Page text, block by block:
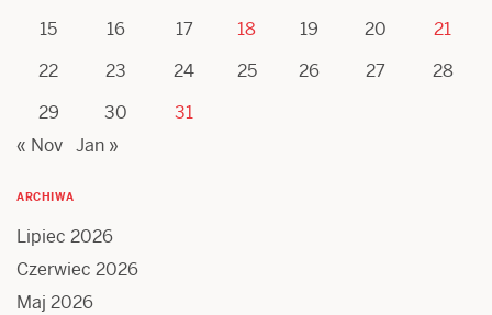
15
16 17 18 19 20
21
22
23 24 25 26 27
28
29
30
31
« Nov Jan »
ARCHIWA
Lipiec 2026
Czerwiec 2026
Maj 2026